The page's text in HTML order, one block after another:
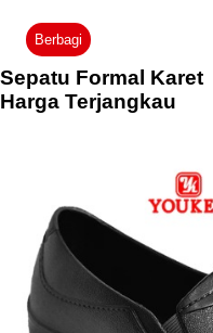
agar mudah dipahami
lansia biasanya dilakukan
kesehatan di puskesmas
lembaga pemerhati
penyuluhan kepada
terkait kesehatan,
untuk memaksimalkan
Penyuluhan Lansia:
menggunakan slide materi
melakukan penyuluhan,
Berbagi
Sepatu Formal Karet
Harga Terjangkau